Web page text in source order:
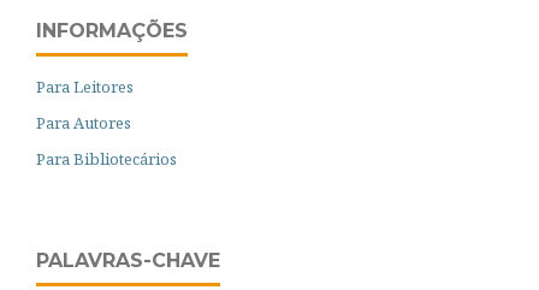
INFORMAÇÕES
Para Leitores
Para Autores
Para Bibliotecários
PALAVRAS-CHAVE